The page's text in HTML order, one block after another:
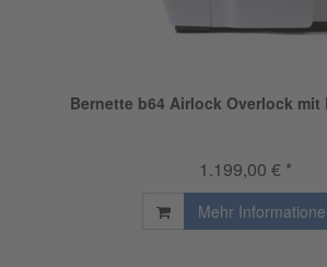
Bernette b64 Airlock Overlock
1.199,00 € *
Mehr